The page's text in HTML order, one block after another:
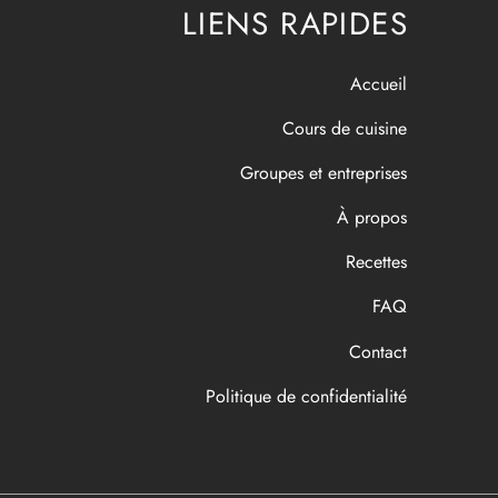
LIENS RAPIDES
Accueil
Cours de cuisine
Groupes et entreprises
À propos
Recettes
FAQ
Contact
Politique de confidentialité